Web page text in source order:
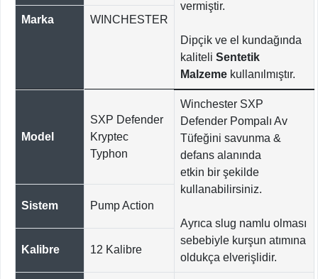
vermiştir.
Dipçik ve el kundağında
kaliteli Sentetik
Malzeme kullanılmıştır.
Marka WINCHESTER
Model
SXP Defender
Kryptec
Typhon
Winchester SXP
Defender Pompalı Av
Tüfeğini savunma &
defans alanında
etkin bir şekilde
kullanabilirsiniz.
Ayrıca slug namlu olması
sebebiyle kurşun atımına
oldukça elverişlidir.
Sistem Pump Action
Kalibre 12 Kalibre